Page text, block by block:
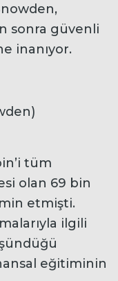
sonra güvenli
inanıyor.
tüm
olan 69 bin
etmişti.
ilgili
eğitiminin